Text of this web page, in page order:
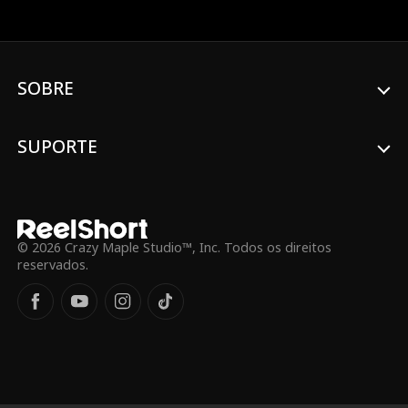
algo mais intenso do que qualquer luta: o
do noivo e da melhor amiga, além da
SOBRE
SUPORTE
© 2026 Crazy Maple Studio™, Inc. Todos os direitos
reservados.